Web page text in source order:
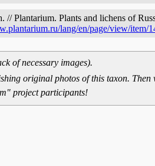
Plantarium. Plants and lichens of
lang/en/page/view/item/
of necessary images).
original photos of this taxon. Then
project participants!